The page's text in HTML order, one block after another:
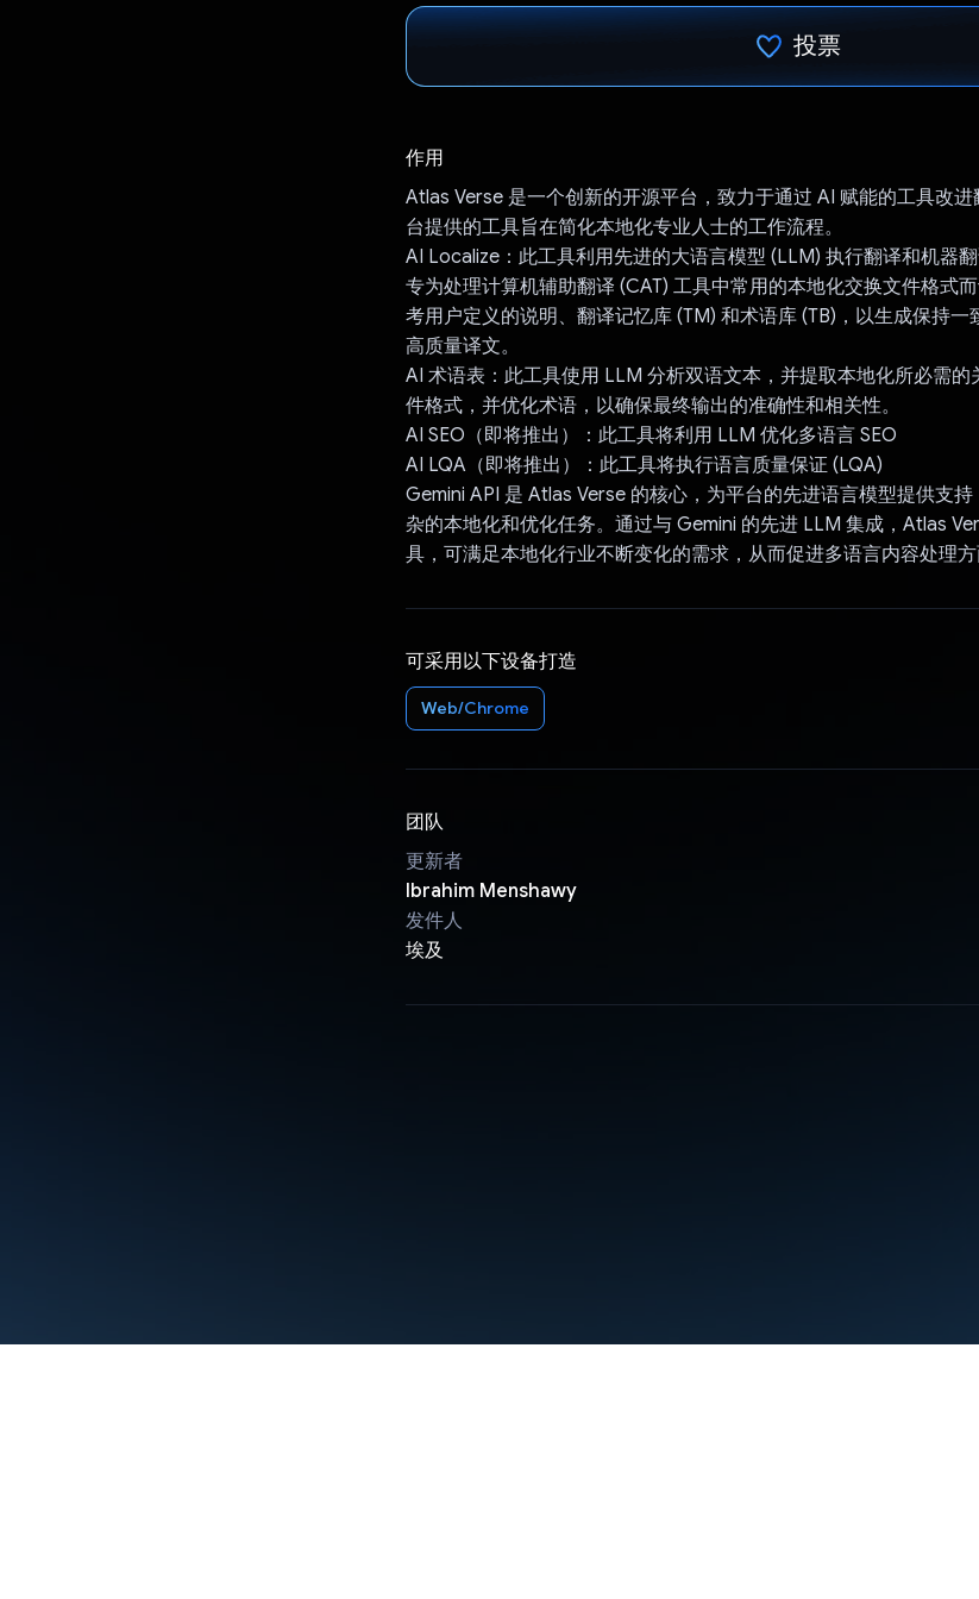
投票
作用
Atlas Verse 是一个创新的开源平台，致力于通过 AI 赋能的工具改
台提供的工具旨在简化本地化专业人士的工作流程。
AI Localize：此工具利用先进的大语言模型 (LLM) 执行翻译和机器
专为处理计算机辅助翻译 (CAT) 工具中常用的本地化交换文件格式
考用户定义的说明、翻译记忆库 (TM) 和术语库 (TB)，以生成保持一
高质量译文。
AI 术语表：此工具使用 LLM 分析双语文本，并提取本地化所必需的
件格式，并优化术语，以确保最终输出的准确性和相关性。
AI SEO（即将推出）：此工具将利用 LLM 优化多语言 SEO
AI LQA（即将推出）：此工具将执行语言质量保证 (LQA)
Gemini API 是 Atlas Verse 的核心，为平台的先进语言模型提供支
杂的本地化和优化任务。通过与 Gemini 的先进 LLM 集成，Atlas
具，可满足本地化行业不断变化的需求，从而促进多语言内容处理方
可采用以下设备打造
Web/Chrome
团队
更新者
Ibrahim Menshawy
发件人
埃及